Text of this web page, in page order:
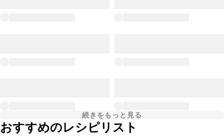
続きをもっと見る
おすすめのレシピリスト